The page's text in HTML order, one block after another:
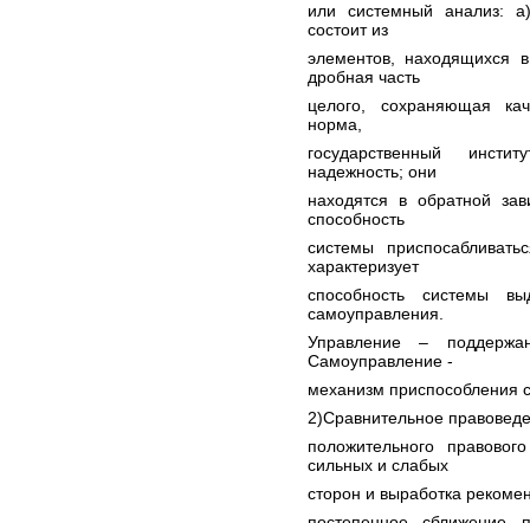
или системный анализ:
состоит из
элементов, находящихся
дробная часть
целого, сохраняющая
норма,
государственный
надежность; они
находятся в обратной
способность
системы
характеризует
способность системы
самоуправления.
Управление –
Самоуправление -
механизм приспособления
2)Сравнительное
положительного
сильных и слабых
сторон и выработка